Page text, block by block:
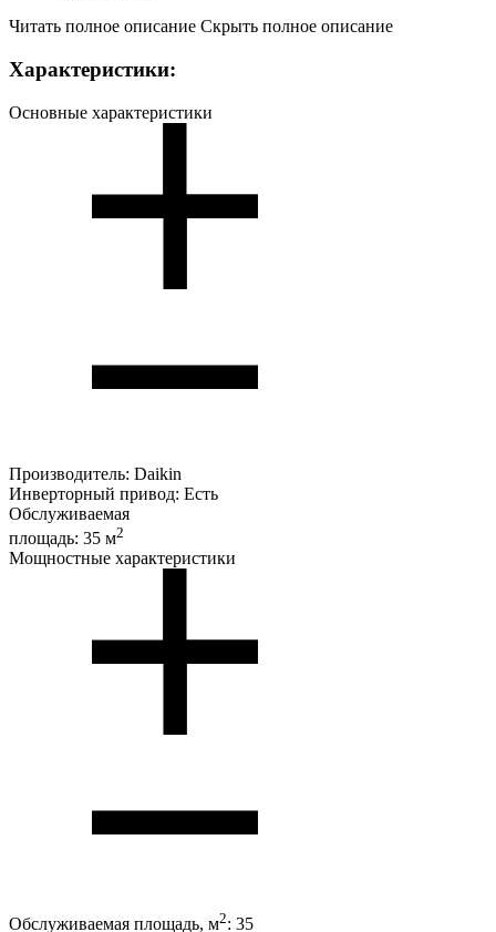
Читать полное описание Скрыть полное описание
Характеристики:
Основные характеристики
Производитель: Daikin
Инверторный привод: Есть
Обслуживаемая
площадь: 35 м2
Мощностные характеристики
Обслуживаемая площадь, м2: 35